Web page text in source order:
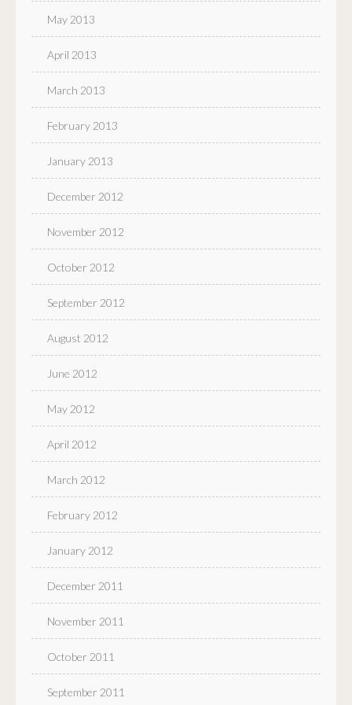
May 2013
April 2013
March 2013
February 2013
January 2013
December 2012
November 2012
October 2012
September 2012
August 2012
June 2012
May 2012
April 2012
March 2012
February 2012
January 2012
December 2011
November 2011
October 2011
September 2011